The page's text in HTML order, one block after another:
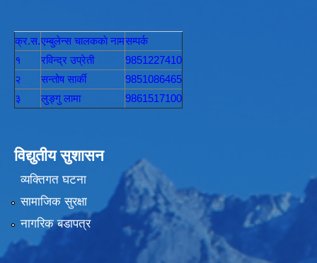
क्र.स.एम्बुलेन्स चालककाे नामसम्पर्क
१
रविन्द्र उप्रेती
9851227410
२
सन्तोष सार्की
9851086465
३
लुङ्गु लामा 9861517100
विद्युतीय सुशासन
व्यक्तिगत घटना
सामाजिक सुरक्षा
नागरिक बडापत्र